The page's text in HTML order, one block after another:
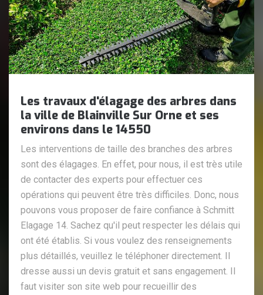
Les travaux d'élagage des arbres dans
la ville de Blainville Sur Orne et ses
environs dans le 14550
Les interventions de taille des branches des arbres
sont des élagages. En effet, pour nous, il est très utile
de contacter des experts pour effectuer ces
opérations qui peuvent être très difficiles. Donc, nous
pouvons vous proposer de faire confiance à Schmitt
Elagage 14. Sachez qu'il peut respecter les délais qui
ont été établis. Si vous voulez des renseignements
plus détaillés, veuillez le téléphoner directement. Il
dresse aussi un devis gratuit et sans engagement. Il
faut visiter son site web pour recueillir des